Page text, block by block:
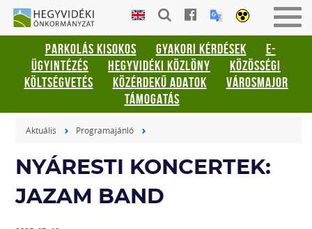
Gyorsbillentyűk
listája
Keresés:
"S"
Bejelentkezés:
be-
HEGYVIDÉKI
ÖNKORMÁNYZAT
PARKOLÁS KISOKOS GYAKORI KÉRDÉSEK
E-
ÜGYINTÉZÉS
HEGYVIDÉKI KÖZLÖNY
KÖZÖSSÉGI
KÖLTSÉGVETÉS
KÖZÉRDEKŰ ADATOK
VÁROSMAJOR
TÁMOGATÁS
Aktuális Programajánló
NYÁRESTI KONCERTEK:
JAZAM BAND